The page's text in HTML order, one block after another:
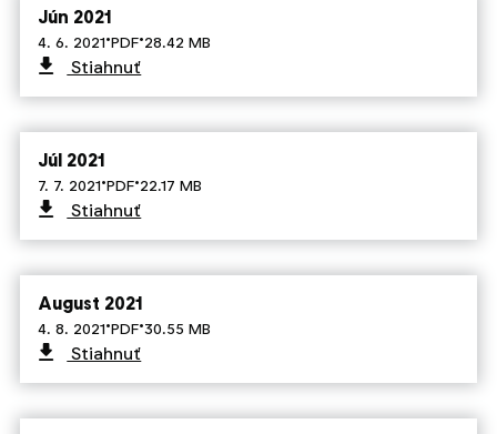
Jún 2021
4. 6. 2021·PDF·28.42 MB
Stiahnuť
Júl 2021
7. 7. 2021·PDF·22.17 MB
Stiahnuť
August 2021
4. 8. 2021·PDF·30.55 MB
Stiahnuť